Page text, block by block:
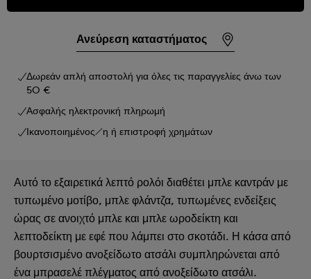
Ανεύρεση καταστήματος
Δωρεάν απλή αποστολή για όλες τις παραγγελίες άνω των
50 €
Ασφαλής ηλεκτρονική πληρωμή
Ικανοποιημένος/η ή επιστροφή χρημάτων
Αυτό το εξαιρετικά λεπτό ρολόι διαθέτει μπλε καντράν με
τυπωμένο μοτίβο, μπλε φλάντζα, τυπωμένες ενδείξεις
ώρας σε ανοιχτό μπλε και μπλε ωροδείκτη και
λεπτοδείκτη με εφέ που λάμπει στο σκοτάδι. Η κάσα από
βουρτσισμένο ανοξείδωτο ατσάλι συμπληρώνεται από
ένα μπρασελέ πλέγματος από ανοξείδωτο ατσάλι.